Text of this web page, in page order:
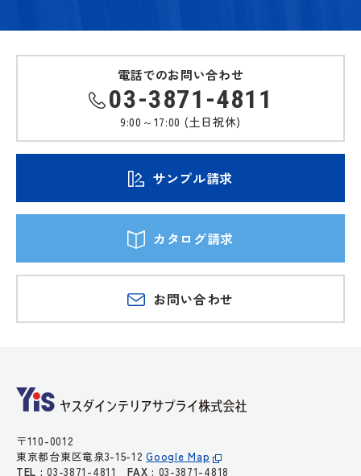
電話でのお問い合わせ
03-3871-4811
9:00～17:00 (土日祝休)
サンプル請求
カタログ請求
お問い合わせ
〒110-0012
東京都台東区竜泉3-15-12Google Map
TEL : 03-3871-4811FAX : 03-3871-4818